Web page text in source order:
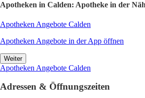
Apotheken in Calden: Apotheke in der
Apotheken Angebote Calden
Apotheken Angebote in der App öffnen
Weiter
Apotheken Angebote Calden
Adressen & Öffnungszeiten